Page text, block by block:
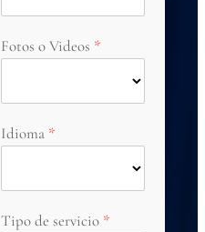
Fotos o Videos
Idioma
Tipo de servicio